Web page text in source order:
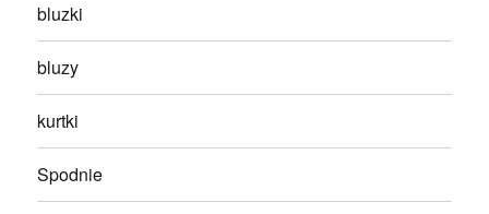
bluzki
bluzy
kurtki
Spodnie